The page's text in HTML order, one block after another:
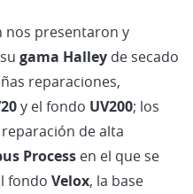
nos presentaron y
gama Halley de secado
reparaciones,
y el fondo UV200; los
de alta
Process en el que se
fondo Velox, la base